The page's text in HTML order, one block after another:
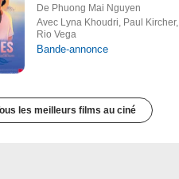
De Phuong Mai Nguyen
Avec Lyna Khoudri, Paul Kircher,
Rio Vega
Bande-annonce
les meilleurs films au ciné